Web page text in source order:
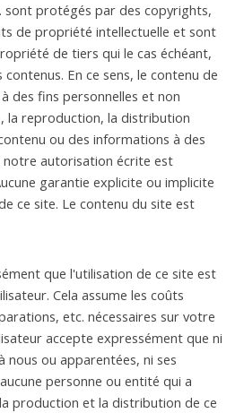
sont protégés par des copyrights,
de propriété intellectuelle et sont
de tiers qui le cas échéant,
En ce sens, le contenu de
des fins personnelles et non
la reproduction, la distribution
ou des informations à des
notre autorisation écrite est
garantie explicite ou implicite
ce site. Le contenu du site est
que l'utilisation de ce site est
Cela assume les coûts
etc. nécessaires sur votre
accepte expressément que ni
nous ou apparentées, ni ses
personne ou entité qui a
production et la distribution de ce